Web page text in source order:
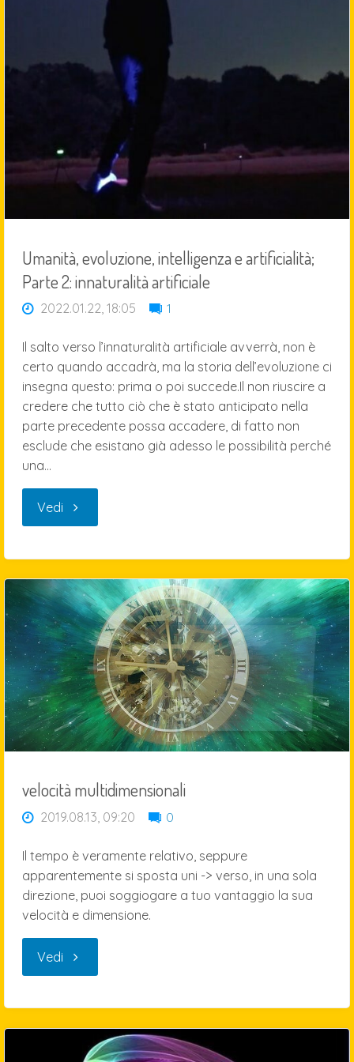
Umanità, evoluzione, intelligenza e artificialità;
Parte 2: innaturalità artificiale
2022.01.22, 18:05 1
Il salto verso l’innaturalità artificiale avverrà, non è
certo quando accadrà, ma la storia dell’evoluzione ci
insegna questo: prima o poi succede.Il non riuscire a
credere che tutto ciò che è stato anticipato nella
parte precedente possa accadere, di fatto non
esclude che esistano già adesso le possibilità perché
una…
Vedi "Umanità,
intelligenza
e
artificialità;
Parte
2:
artificiale"
velocità multidimensionali
2019.08.13, 09:20 0
Il tempo è veramente relativo, seppure
apparentemente si sposta uni -> verso, in una sola
direzione, puoi soggiogare a tuo vantaggio la sua
velocità e dimensione.
Vedi "velocità